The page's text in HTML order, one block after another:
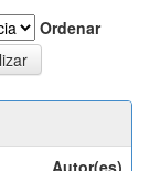
Ordenar
Autor(es)